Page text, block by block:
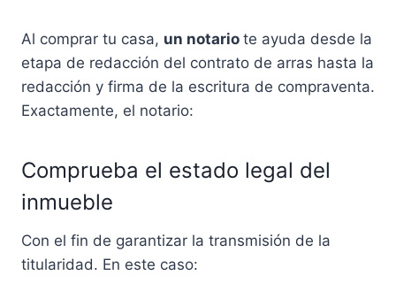
Al comprar tu casa, un notario te ayuda desde la
etapa de redacción del contrato de arras hasta la
redacción y firma de la escritura de compraventa.
Exactamente, el notario:
Comprueba el estado legal del
inmueble
Con el fin de garantizar la transmisión de la
titularidad. En este caso: